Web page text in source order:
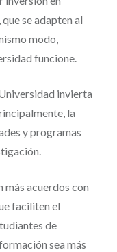
se adapten al
modo,
funcione.
invierta
la
y programas
más acuerdos con
faciliten el
de
sea más